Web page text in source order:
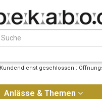
Kundendienst geschlossen :
Anlässe & Themen